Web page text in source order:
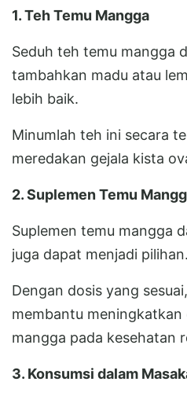
1. Teh Temu Mangga
Seduh teh temu mangga
tambahkan madu atau
lebih baik.
Minumlah teh ini secara
meredakan gejala kista
2. Suplemen Temu
Suplemen temu mangga
juga dapat menjadi pilihan.
Dengan dosis yang
membantu
mangga pada kesehatan
3. Konsumsi dalam